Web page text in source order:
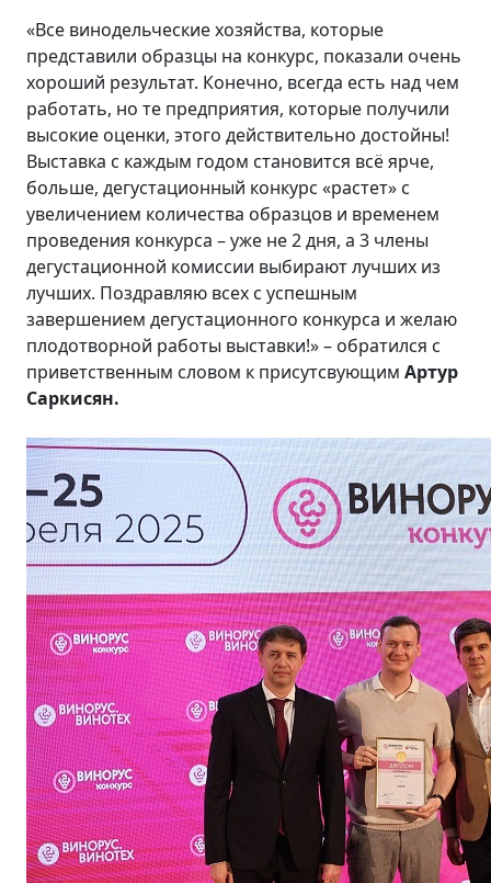
«Все винодельческие хозяйства, которые
представили образцы на конкурс, показали очень
хороший результат. Конечно, всегда есть над чем
работать, но те предприятия, которые получили
высокие оценки, этого действительно достойны!
Выставка с каждым годом становится всё ярче,
больше, дегустационный конкурс «растет» с
увеличением количества образцов и временем
проведения конкурса – уже не 2 дня, а 3 члены
дегустационной комиссии выбирают лучших из
лучших. Поздравляю всех с успешным
завершением дегустационного конкурса и желаю
плодотворной работы выставки!» – обратился с
приветственным словом к присутсвующим Артур
Саркисян.